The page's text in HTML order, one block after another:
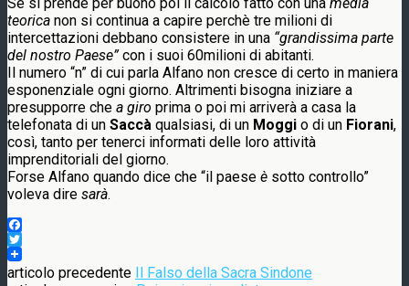
teorica non si continua a capire perchè tre milioni di
intercettazioni debbano consistere in una “grandissima parte
del nostro Paese”con i suoi 60milioni di abitanti.
Il numero “n” di cui parla Alfano non cresce di certo in maniera
esponenziale ogni giorno. Altrimenti bisogna iniziare a
presupporre che a giro prima o poi mi arriverà a casa la
telefonata di un Saccà qualsiasi, di un Moggi o di un Fiorani,
così, tanto per tenerci informati delle loro attività
imprenditoriali del giorno.
Forse Alfano quando dice che “il paese è sotto controllo”
voleva dire sarà.
Facebook
Twitter
articolo precedente Il Falso della Sacra Sindone